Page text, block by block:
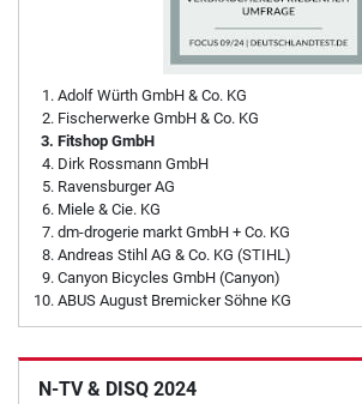
Adolf Würth GmbH & Co. KG
Fischerwerke GmbH & Co. KG
Fitshop GmbH
Dirk Rossmann GmbH
Ravensburger AG
Miele & Cie. KG
dm-drogerie markt GmbH + Co. KG
Andreas Stihl AG & Co. KG (STIHL)
Canyon Bicycles GmbH (Canyon)
ABUS August Bremicker Söhne KG
N-TV & DISQ 2024